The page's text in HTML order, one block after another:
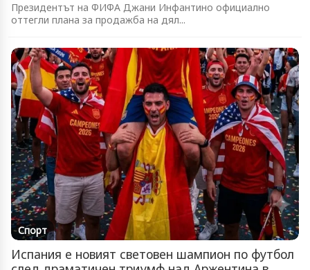
Президентът на ФИФА Джани Инфантино официално
оттегли плана за продажба на дял...
Спорт
Испания е новият световен шампион по футбол